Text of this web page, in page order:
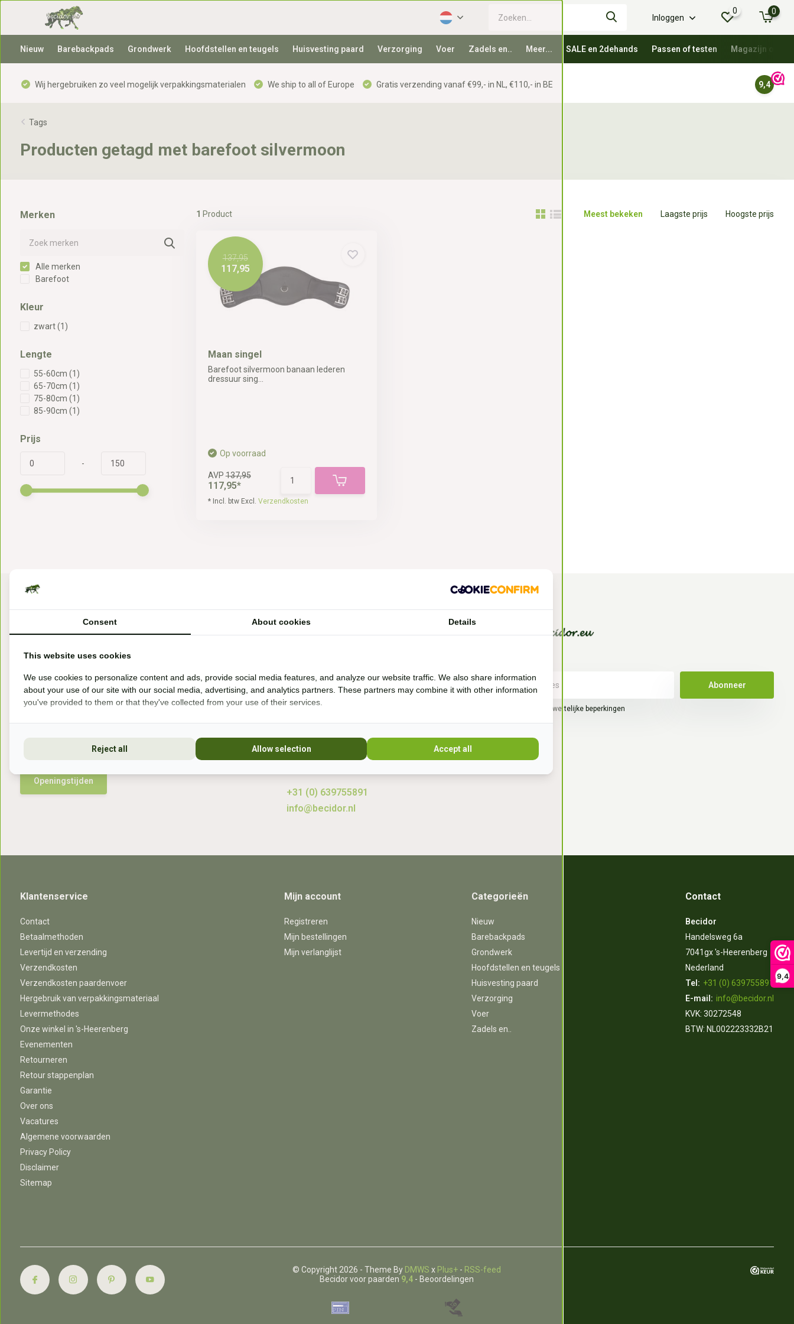
9,4
Inloggen
0 0
Nieuw Barebackpads Grondwerk Hoofdstellen en teugels Huisvesting paard Verzorging Voer Zadels en.. Meer... SALE en 2dehands Passen of testen Magazijn
Wij hergebruiken zo veel mogelijk verpakkingsmaterialen We ship to all of Europe Gratis verzending vanaf €99,- in NL, €110,- in BE 9,4
Tags
Producten getagd met barefoot silvermoon
Merken
Alle merken
Barefoot
Kleur
zwart(1)
Lengte
55-60cm (1)
65-70cm (1)
75-80cm (1)
85-90cm (1)
Prijs
-
1 Product Meest bekeken Laagste prijs Hoogste prijs
137,95
117,95
Maan singel
Barefoot silvermoon banaan lederen
dressuur sing...
Op voorraad
AVP137,95
117,95*
* Incl. btw Excl. Verzendkosten
Bezoek onze winkel
Handelsweg 6a
7041gx 's-Heerenberg
aan de Duitse grens, aan de A12/A3
Openingstijden
Vragen?
Ik ben het best te bereiken via Whatsapp.
Ik help je graag. Ik probeer veel producten zelf
10 jaar ijzerloos en wonen in een paddock
paradise. Sinds 20
+31 (0) 639755891
info@becidor.nl
Abonneer
* Lees hier de wettelijke beperkingen
Klantenservice
Contact
Betaalmethoden
Levertijd en verzending
Verzendkosten
Verzendkosten paardenvoer
Hergebruik van verpakkingsmateriaal
Levermethodes
Onze winkel in 's-Heerenberg
Evenementen
Retourneren
Retour stappenplan
Garantie
Over ons
Vacatures
Algemene voorwaarden
Privacy Policy
Disclaimer
Sitemap
Mijn account
Registreren
Mijn bestellingen
Mijn verlanglijst
Categorieën
Nieuw
Barebackpads
Grondwerk
Hoofdstellen en teugels
Huisvesting paard
Verzorging
Voer
Zadels en..
Contact
Becidor
Handelsweg 6a
7041gx 's-Heerenberg
Nederland
Tel: +31 (0) 639755891
E-mail: info@becidor.nl
KVK: 30272548
BTW: NL002223332B21
© Copyright 2026 - Theme By DMWS x Plus+ - RSS-feed
Becidor voor paarden 9,4 - Beoordelingen
Consent About cookies Details
This website uses cookies
We use cookies to personalize content and ads, provide social media features, and analyze our website traffic. We also share information
about your use of our site with our social media, advertising, and analytics partners. These partners may combine it with other information
you've provided to them or that they've collected from your use of their services.
Reject all Allow selection Accept all